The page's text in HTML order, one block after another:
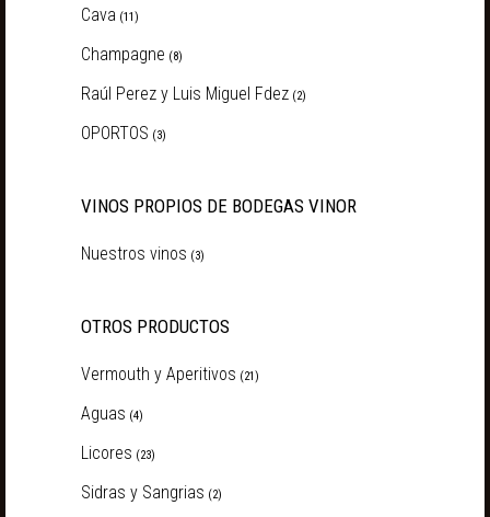
Cava (11)
Champagne (8)
Raúl Perez y Luis Miguel Fdez (2)
OPORTOS (3)
VINOS PROPIOS DE BODEGAS VINOR
Nuestros vinos (3)
OTROS PRODUCTOS
Vermouth y Aperitivos (21)
Aguas (4)
Licores (23)
Sidras y Sangrias (2)